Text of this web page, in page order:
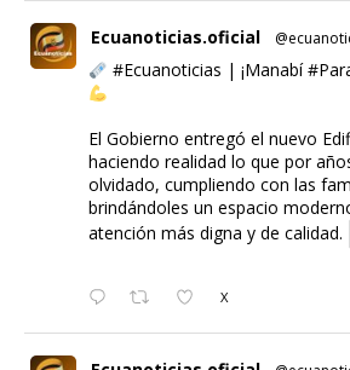
Ecuanoticias.oficial
#Ecuanoticias | ¡Manabí
El Gobierno entregó el nuevo
haciendo realidad lo que por
olvidado, cumpliendo con las
brindándoles un espacio
atención más digna y de calidad.
X